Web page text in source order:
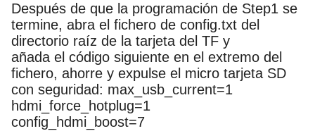
Después de que la programación de Step1 se
termine, abra el fichero de config.txt del
directorio raíz de la tarjeta del TF y
añada el código siguiente en el extremo del
fichero, ahorre y expulse el micro tarjeta SD
con seguridad: max_usb_current=1
hdmi_force_hotplug=1
config_hdmi_boost=7